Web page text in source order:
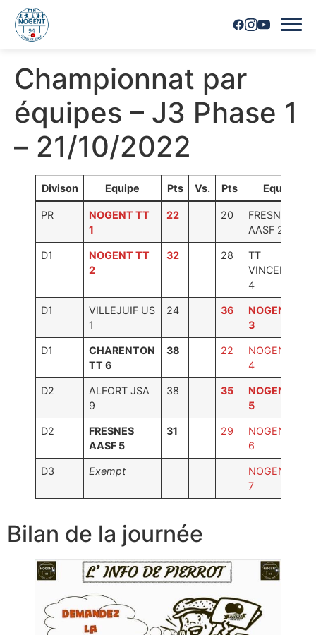
Accueil
Horaires
Inscriptions
Nous contacter
Les joueurs
Les équipes
Championnat par
équipes – J3 Phase 1
– 21/10/2022
Divison Equipe Pts Vs. Pts Equipe
PR
NOGENT TT
1
22 20
FRESNES
AASF 2
D1
NOGENT TT
2
32 28
TT
VINCENNOIS
4
D1
VILLEJUIF US
1
24 36
NOGENT TT
3
D1
CHARENTON
TT 6
38 22
NOGENT TT
4
D2
ALFORT JSA
9
38 35
NOGENT TT
5
D2
FRESNES
AASF 5
31 29
NOGENT TT
6
D3 Exempt
NOGENT TT
7
Bilan de la journée